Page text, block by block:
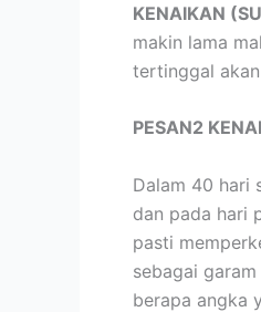
KENAIKAN
makin lama
tertinggal
PESAN2
Dalam 40 hari
dan pada hari
pasti
sebagai
berapa angka